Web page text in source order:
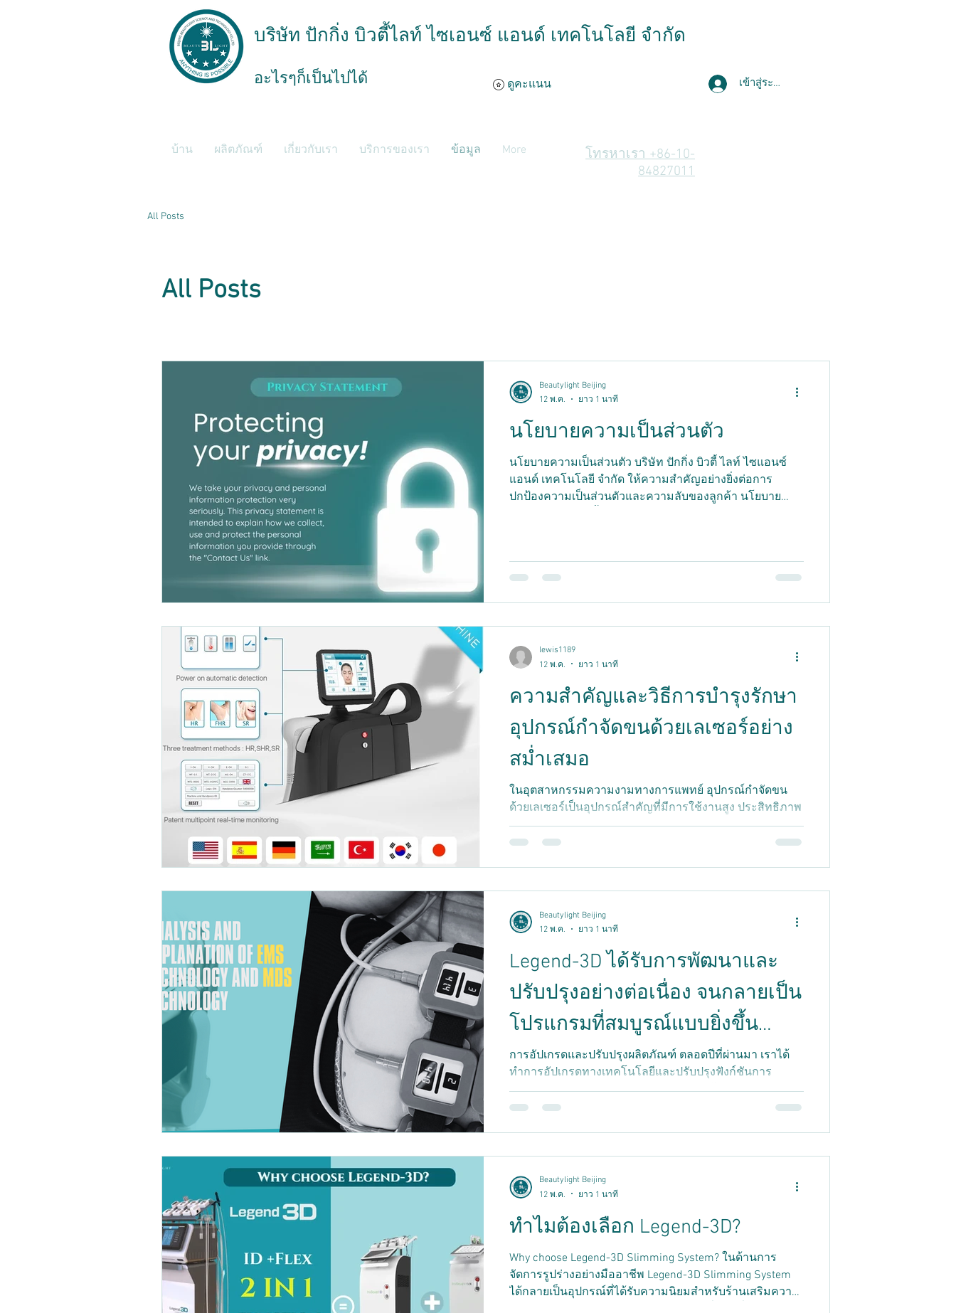
บริษัท ปักกิ่ง บิวตี้ไลท์ ไซเอนซ์ แอนด์ เทคโนโลยี จำกัด
อะไรๆก็เป็นไปได้ ดูคะแนน เข้าสู่ระบบ
บ้าน ผลิตภัณฑ์ เกี่ยวกับเรา บริการของเรา ข้อมูล More
โทรหาเรา +86-10-
84827011
All Posts
All Posts
นโยบายความเป็นส่วนตัว
นโยบายความเป็นส่วนตัว บริษัท ปักกิ่ง บิวตี้ ไลท์ ไซแอนซ์
แอนด์ เทคโนโลยี จำกัด ให้ความสำคัญอย่างยิ่งต่อการ
ปกป้องความเป็นส่วนตัวและความลับของลูกค้า นโยบาย
อีเมล และหมายเลขโทรศัพท์ ที่ลูกค้าให้ไว้โดยสมัครใจผ่าน
การโฆษณาบน Facebook วัตถุประสงค์ของการเก็บรวบรวม
ข้อมูลที่นี่คือเพื่อสร้างความสัมพันธ์กับลูกค้า...
Beautylight Beijing
12 พ.ค.
ยาว 1 นาที
ความสำคัญและวิธีการบำรุงรักษา
อุปกรณ์กำจัดขนด้วยเลเซอร์อย่าง
สม่ำเสมอ
ในอุตสาหกรรมความงามทางการแพทย์ อุปกรณ์กำจัดขน
ด้วยเลเซอร์เป็นอุปกรณ์สำคัญที่มีการใช้งานสูง ประสิทธิภาพ
ของอุปกรณ์ส่งผลโดยตรงต่อผลลัพธ์การรักษาและความ
ปลอดภัยของลูกค้า อย่างไรก็ตาม การบำรุงรักษาที่ไม่เหมาะ
นั้น การกำหนดขั้นตอนการบำรุงรักษาอย่างเป็นระบบจึงมี
ความสำคัญอย่างยิ่ง 1. เหตุใดการบำรุงรักษาอย่างสม่ำเสมอ
จึงมีความสำคัญ ประสิทธิภาพการรักษาที่เสถียร: การกำจัด
lewis1189
12 พ.ค.
ยาว 1 นาที
Legend-3D ได้รับการพัฒนาและ
ปรับปรุงอย่างต่อเนื่อง จนกลายเป็น
โปรแกรมที่สมบูรณ์แบบยิ่งขึ้น
เรื่อยๆ
การอัปเกรดและปรับปรุงผลิตภัณฑ์ ตลอดปีที่ผ่านมา เราได้
ทำการอัปเกรดทางเทคโนโลยีและปรับปรุงฟังก์ชันการ
ทำงานของระบบ Legend-3D อย่างสำคัญ โดยการรับฟัง
ความคิดเห็นจากผู้ใช้ เราได้ปรับปรุงเสถียรภาพของระบบ
ประสบการณ์ของผู้ใช้เป็นสิ่งสำคัญที่สุด เราใส่ใจในราย
ละเอียด โดยมุ่งเน้นที่ความต้องการของผู้ใช้แต่ละคน นับ
ตั้งแต่เปิดตัวในปี 2023 จนถึงปัจจุบัน เราได้รับข้อเสนอแนะ
Beautylight Beijing
12 พ.ค.
ยาว 1 นาที
ทำไมต้องเลือก Legend-3D?
Why choose Legend-3D Slimming System? ในด้านการ
จัดการรูปร่างอย่างมืออาชีพ Legend-3D Slimming System
ได้กลายเป็นอุปกรณ์ที่ได้รับความนิยมสำหรับร้านเสริมความ
Beautylight Beijing
12 พ.ค.
ยาว 1 นาที